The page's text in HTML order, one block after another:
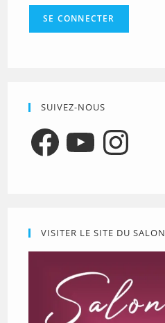
SUIVEZ-NOUS
FacebookYouTubeInstagram
VISITER LE SITE DU